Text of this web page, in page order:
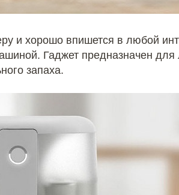
и хорошо впишется в любой
Гаджет предназначен
запаха.